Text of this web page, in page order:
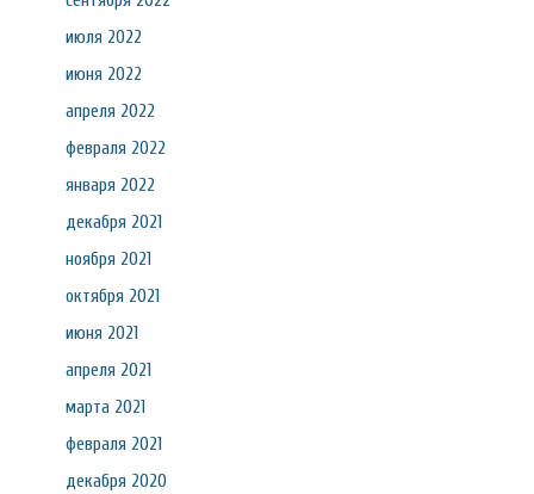
июля 2022
июня 2022
апреля 2022
февраля 2022
января 2022
декабря 2021
ноября 2021
октября 2021
июня 2021
апреля 2021
марта 2021
февраля 2021
декабря 2020